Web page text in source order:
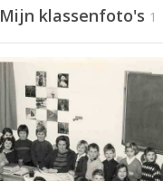
Mijn klassenfoto's 1